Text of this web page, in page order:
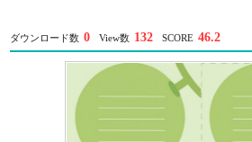
ダウンロード数 0 View数 132 SCORE 46.2